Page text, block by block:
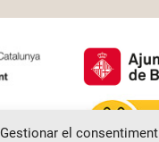
Gestionar el consentiment